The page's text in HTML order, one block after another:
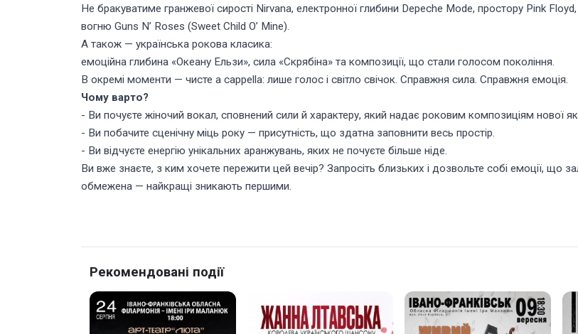
Не бракуватиме гранжевої сирості Nirvana, електронної глибини Depeche Mode, простору Pink
вогню Guns N’ Roses (Sweet Child O’ Mine).
А також — українська рокова класика:
емоційна глибина «Океану Ельзи», сила «Скрябіна» та композиції, що стали голосом покоління.
В окремі моменти — чисте a cappella: лише голос і світло свічок. Справжня сила. Справжня емоція.
Чому варто?
- Ви почуєте жіночий вокал, сповнений сили й характеру, який надає роковим композиціям нової
- Ви побачите сценічну міць року — присутність, що здатна заповнити весь простір.
- Ви відчуєте енергію унікальних аранжувань, яких не почуєте більше ніде.
Ви вже знаєте, з ким хочете пережити цей вечір? Запросіть близьких і дозвольте собі емоції, що
обмежена — найкращі зникають першими.
Рекомендовані події